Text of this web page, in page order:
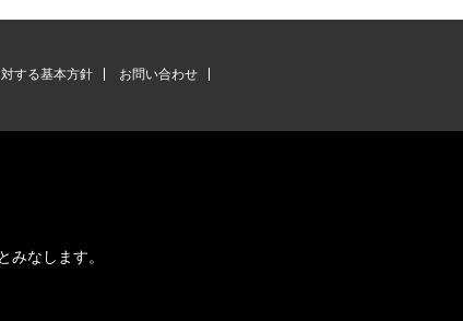
する基本方針
お問い合わせ
なします。